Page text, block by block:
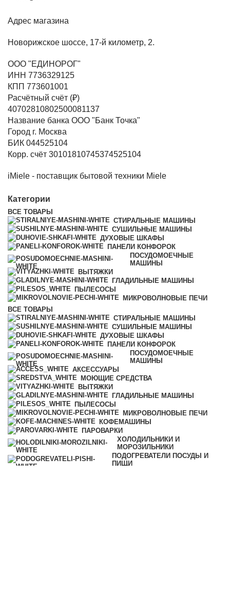
Адрес магазина
Новорижское шоссе, 17-й километр, 2.
ООО "ЕДИНОРОГ"
ИНН 7736329125
КПП 773601001
Расчётный счёт (₽)
40702810802500081137
Название банка ООО "Банк Точка"
Город г. Москва
БИК 044525104
Корр. счёт 30101810745374525104
iMiele - поставщик бытовой техники Miele
Категории
ВСЕ ТОВАРЫ
СТИРАЛЬНЫЕ МАШИНЫ
СУШИЛЬНЫЕ МАШИНЫ
ДУХОВЫЕ ШКАФЫ
ПАНЕЛИ КОНФОРОК
ПОСУДОМОЕЧНЫЕ
МАШИНЫ
ВЫТЯЖКИ
ГЛАДИЛЬНЫЕ МАШИНЫ
ПЫЛЕСОСЫ
МИКРОВОЛНОВЫЕ ПЕЧИ
ВСЕ ТОВАРЫ
СТИРАЛЬНЫЕ МАШИНЫ
СУШИЛЬНЫЕ МАШИНЫ
ДУХОВЫЕ ШКАФЫ
ПАНЕЛИ КОНФОРОК
ПОСУДОМОЕЧНЫЕ
МАШИНЫ
АКСЕССУАРЫ
МОЮЩИЕ СРЕДСТВА
ВЫТЯЖКИ
ГЛАДИЛЬНЫЕ МАШИНЫ
ПЫЛЕСОСЫ
МИКРОВОЛНОВЫЕ ПЕЧИ
КОФЕМАШИНЫ
ПАРОВАРКИ
ХОЛОДИЛЬНИКИ И
МОРОЗИЛЬНИКИ
ПОДОГРЕВАТЕЛИ ПОСУДЫ И
ПИЩИ